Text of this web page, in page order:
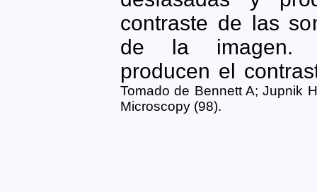
contraste de las
de la imagen.
producen el
Tomado de Bennett A; Jupnik
Microscopy (98).